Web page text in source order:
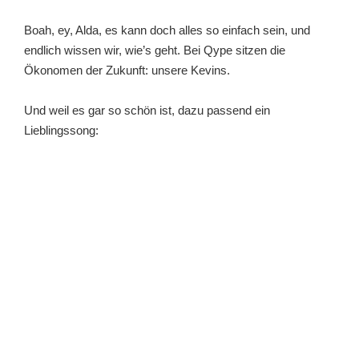
Boah, ey, Alda, es kann doch alles so einfach sein, und
endlich wissen wir, wie’s geht. Bei Qype sitzen die
Ökonomen der Zukunft: unsere Kevins.
Und weil es gar so schön ist, dazu passend ein
Lieblingssong: